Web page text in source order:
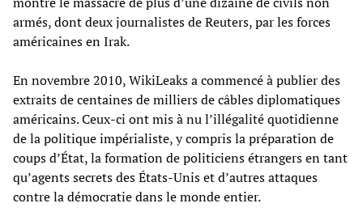
armés, dont deux journalistes de Reuters, par les forces
américaines en Irak.
En novembre 2010, WikiLeaks a commencé à publier des
extraits de centaines de milliers de câbles diplomatiques
américains. Ceux-ci ont mis à nu l’illégalité quotidienne
de la politique impérialiste, y compris la préparation de
coups d’État, la formation de politiciens étrangers en tant
qu’agents secrets des États-Unis et d’autres attaques
contre la démocratie dans le monde entier.